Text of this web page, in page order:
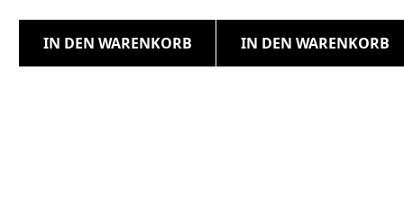
IN DEN WARENKORB IN DEN WARENKORB